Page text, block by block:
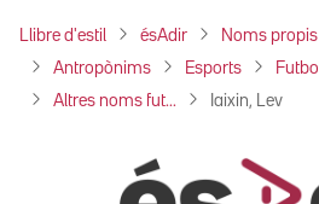
Llibre d'estil ésAdir Noms propis
Antropònims Esports Futbol
Altres noms fut... Iaixin, Lev